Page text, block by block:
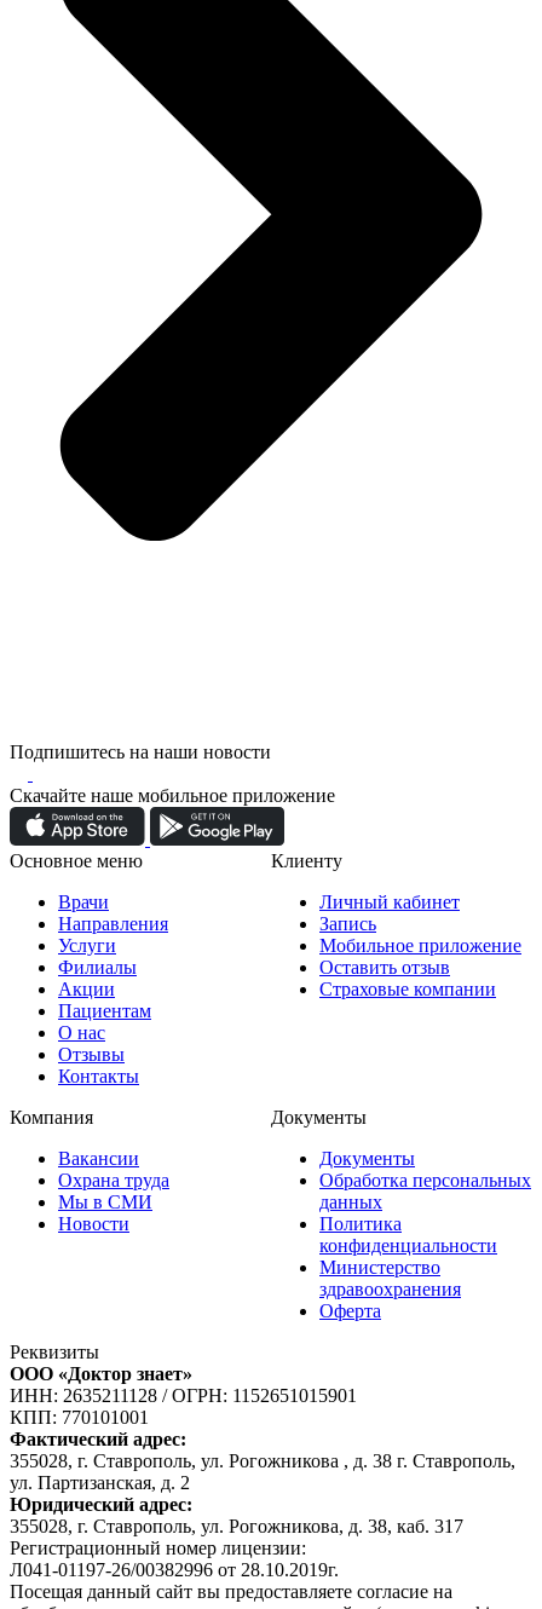
Подпишитесь на наши новости
Скачайте наше мобильное приложение
Основное меню
Врачи
Направления
Услуги
Филиалы
Акции
Пациентам
О нас
Отзывы
Контакты
Клиенту
Личный кабинет
Запись
Мобильное приложение
Оставить отзыв
Страховые компании
Компания
Вакансии
Охрана труда
Мы в СМИ
Новости
Документы
Документы
Обработка персональных
данных
Политика
конфиденциальности
Министерство
здравоохранения
Оферта
Реквизиты
ООО «Доктор знает»
ИНН: 2635211128 /ОГРН: 1152651015901
КПП: 770101001
Фактический адрес:
355028, г. Ставрополь, ул. Рогожникова , д. 38 г. Ставрополь,
ул. Партизанская, д. 2
Юридический адрес:
355028, г. Ставрополь, ул. Рогожникова, д. 38, каб. 317
Регистрационный номер лицензии:
Л041-01197-26/00382996 от 28.10.2019г.
Посещая данный сайт вы предоставляете согласие на